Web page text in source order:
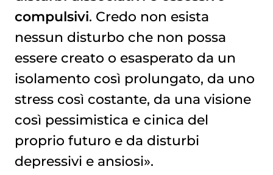
compulsivi. Credo non esista
nessun disturbo che non possa
essere creato o esasperato da un
isolamento così prolungato, da uno
stress così costante, da una visione
così pessimistica e cinica del
proprio futuro e da disturbi
depressivi e ansiosi».